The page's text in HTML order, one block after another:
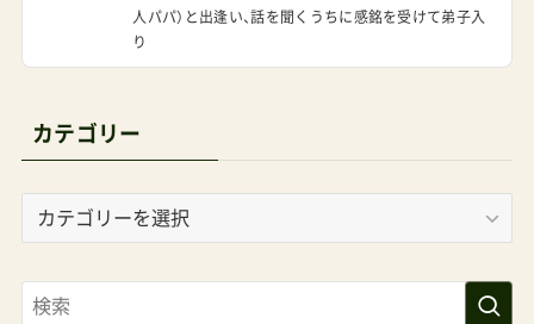
23日イーガゼルS（日本未発売）2025年日本でも発
売か？管理人パパ2025年はラインナップに新作
ー発売周期予想（最新）プリアムのリリースサイク
ルモデル名リリース年プリアム初代2015年発売プ
リアム22017年発売プリアム32019年発売プリア
ムJP4（今ここ）2021年12月17日発売プリアム
JP52024年後半からいつきてもおかしくない状況
プリアム最新モデル サイベックスプリアムJP4
人パパ）と出逢い、話を聞くうちに感銘を受けて弟子入
り
カテゴリー
リ